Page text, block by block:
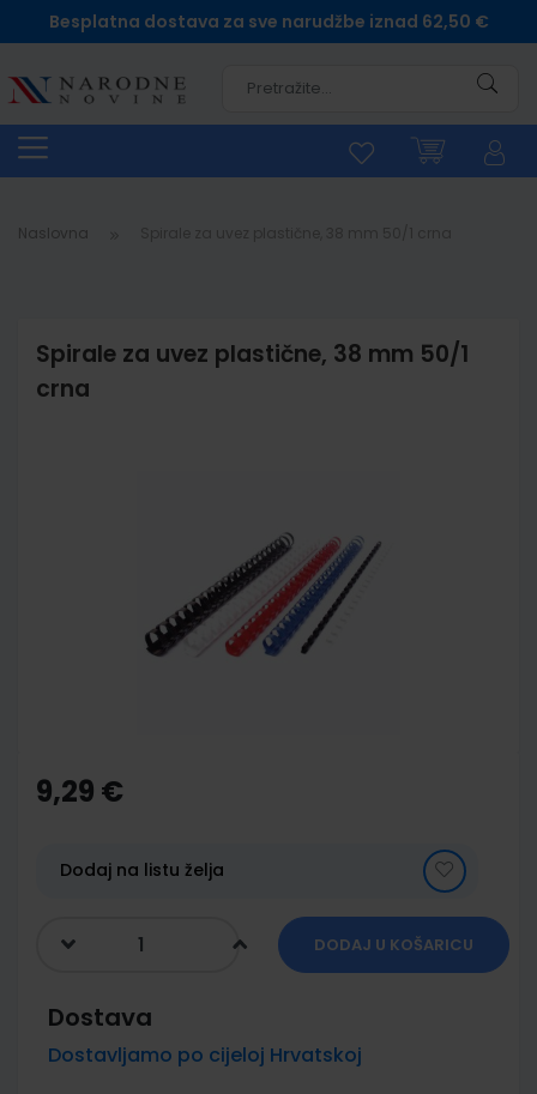
Besplatna dostava za sve narudžbe iznad 62,50 €
Naslovna
Spirale za uvez plastične, 38 mm 50/1
crna
the
beginning
gallery
9,29 €
Dodaj na listu želja
DODAJ U KOŠARICU
Dostava
Dostavljamo po cijeloj Hrvatskoj